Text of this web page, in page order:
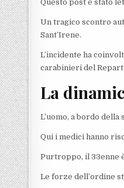
Questo post é stato
Un tragico scontro
Sant’Irene.
L’incidente ha
carabinieri del
La
L’uomo, a bordo
Qui i medici hanno
Purtroppo, il 33enne
Le forze dell’ordine